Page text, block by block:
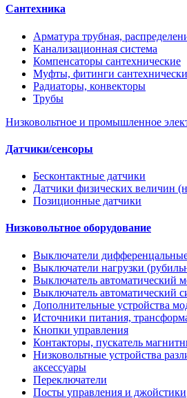
Сантехника
Арматура трубная,
Канализационная система
Компенсаторы сантехнические
Муфты, фитинги
Радиаторы, конвекторы
Трубы
Низковольтное и промышленное
Датчики/сенсоры
Бесконтактные датчики
Датчики физических величин
Позиционные датчики
Низковольтное оборудование
Выключатели
Выключатели нагрузки
Выключатель автоматический
Выключатель автоматический
Дополнительные устройства
Источники питания,
Кнопки управления
Контакторы, пускатель
Низковольтные устройства
аксессуары
Переключатели
Посты управления и джойстики